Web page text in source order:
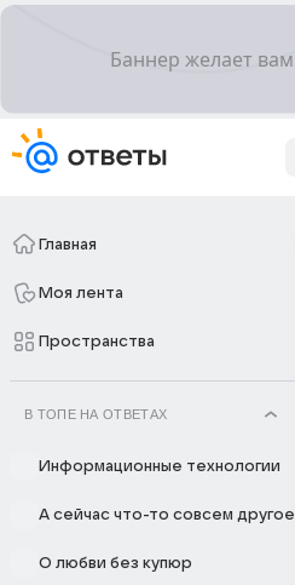
Главная
Моя лента
Пространства
В ТОПЕ НА ОТВЕТАХ
Информационные технологии
А сейчас что-то совсем другое
О любви без купюр